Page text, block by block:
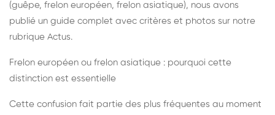
(guêpe, frelon européen, frelon asiatique), nous avons
publié un guide complet avec critères et photos sur notre
rubrique Actus.
Frelon européen ou frelon asiatique : pourquoi cette
distinction est essentielle
Cette confusion fait partie des plus fréquentes au moment